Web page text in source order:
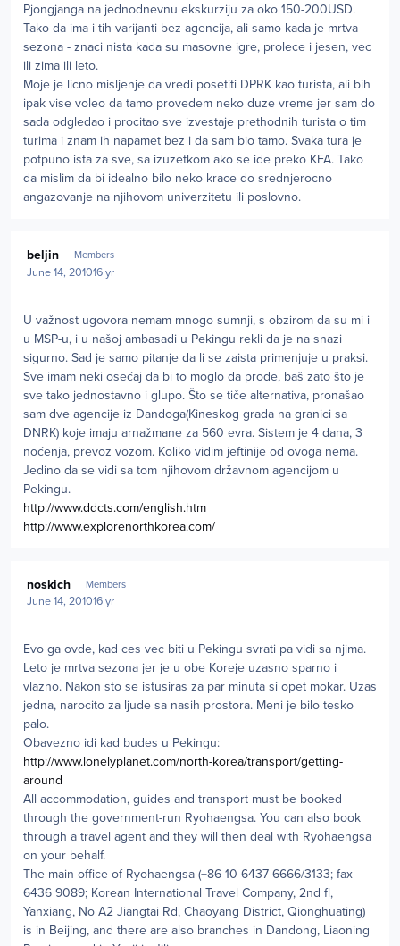
Pjongjanga na jednodnevnu ekskurziju za oko 150-200USD.
Tako da ima i tih varijanti bez agencija, ali samo kada je mrtva
sezona - znaci nista kada su masovne igre, prolece i jesen, vec
ili zima ili leto.
Moje je licno misljenje da vredi posetiti DPRK kao turista, ali bih
ipak vise voleo da tamo provedem neko duze vreme jer sam do
sada odgledao i procitao sve izvestaje prethodnih turista o tim
turima i znam ih napamet bez i da sam bio tamo. Svaka tura je
potpuno ista za sve, sa izuzetkom ako se ide preko KFA. Tako
da mislim da bi idealno bilo neko krace do srednjerocno
angazovanje na njihovom univerzitetu ili poslovno.
beljin Members
June 14, 201016 yr
U važnost ugovora nemam mnogo sumnji, s obzirom da su mi i
u MSP-u, i u našoj ambasadi u Pekingu rekli da je na snazi
sigurno. Sad je samo pitanje da li se zaista primenjuje u praksi.
Sve imam neki osećaj da bi to moglo da prođe, baš zato što je
sve tako jednostavno i glupo. Što se tiče alternativa, pronašao
sam dve agencije iz Dandoga(Kineskog grada na granici sa
DNRK) koje imaju arnažmane za 560 evra. Sistem je 4 dana, 3
noćenja, prevoz vozom. Koliko vidim jeftinije od ovoga nema.
Jedino da se vidi sa tom njihovom državnom agencijom u
Pekingu.
http://www.ddcts.com/english.htm
http://www.explorenorthkorea.com/
noskich Members
June 14, 201016 yr
Evo ga ovde, kad ces vec biti u Pekingu svrati pa vidi sa njima.
Leto je mrtva sezona jer je u obe Koreje uzasno sparno i
vlazno. Nakon sto se istusiras za par minuta si opet mokar. Uzas
jedna, narocito za ljude sa nasih prostora. Meni je bilo tesko
palo.
Obavezno idi kad budes u Pekingu:
http://www.lonelyplanet.com/north-korea/transport/getting-
around
All accommodation, guides and transport must be booked
through the government-run Ryohaengsa. You can also book
through a travel agent and they will then deal with Ryohaengsa
on your behalf.
The main office of Ryohaengsa (+86-10-6437 6666/3133; fax
6436 9089; Korean International Travel Company, 2nd fl,
Yanxiang, No A2 Jiangtai Rd, Chaoyang District, Qionghuating)
is in Beijing, and there are also branches in Dandong, Liaoning